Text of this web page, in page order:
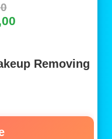
Removing